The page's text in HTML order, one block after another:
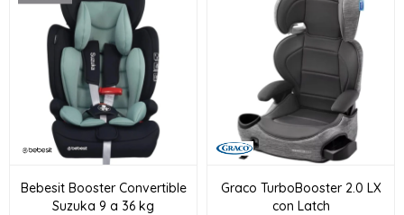
Bebesit Booster Convertible
Suzuka 9 a 36 kg
Graco TurboBooster 2.0 LX
con Latch